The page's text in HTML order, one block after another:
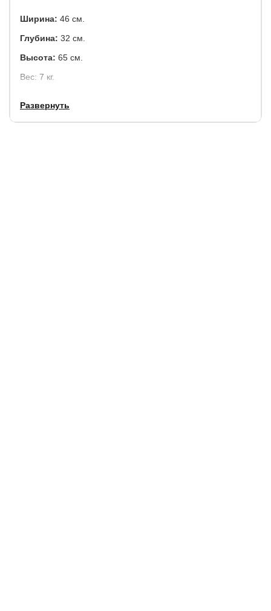
Ширина: 46 см.
Глубина: 32 см.
Высота: 65 см.
Вес: 7 кг.
Развернуть